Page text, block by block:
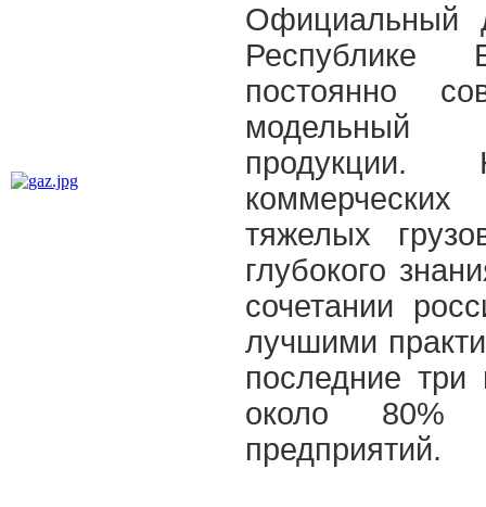
Официальный
Республике
постоянно
тяжелых
глубокого
сочетании
лучшими
последние три
около 80%
предприятий.